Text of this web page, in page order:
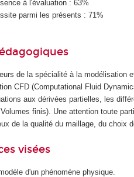
à l'évaluation : 63%
parmi les présents : 71%
de la spécialité à la
CFD (Computational Fluid
aux dérivées partielles, les
finis). Une attention toute
de la qualité du maillage, du choix
visées
d'un phénomène physique.